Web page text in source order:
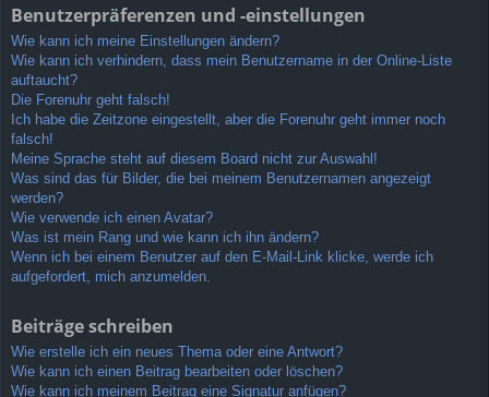
Benutzerpräferenzen und -einstellungen
Wie kann ich meine Einstellungen ändern?
Wie kann ich verhindern, dass mein Benutzername in der Online-Liste
auftaucht?
Die Forenuhr geht falsch!
Ich habe die Zeitzone eingestellt, aber die Forenuhr geht immer noch
falsch!
Meine Sprache steht auf diesem Board nicht zur Auswahl!
Was sind das für Bilder, die bei meinem Benutzernamen angezeigt
werden?
Wie verwende ich einen Avatar?
Was ist mein Rang und wie kann ich ihn ändern?
Wenn ich bei einem Benutzer auf den E-Mail-Link klicke, werde ich
aufgefordert, mich anzumelden.
Beiträge schreiben
Wie erstelle ich ein neues Thema oder eine Antwort?
Wie kann ich einen Beitrag bearbeiten oder löschen?
Wie kann ich meinem Beitrag eine Signatur anfügen?